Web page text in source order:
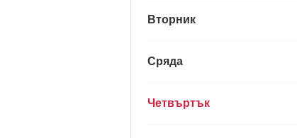
Вторник
Сряда
Четвъртък